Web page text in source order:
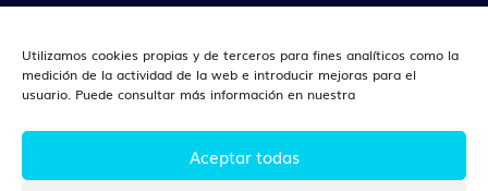
Utilizamos cookies propias y de terceros para fines analíticos como la
medición de la actividad de la web e introducir mejoras para el
usuario. Puede consultar más información en nuestra
Aceptar todas
¿DÓNDE ESTAMOS?
Av. Independencia, 14, Planta 3, 24003, León (León).